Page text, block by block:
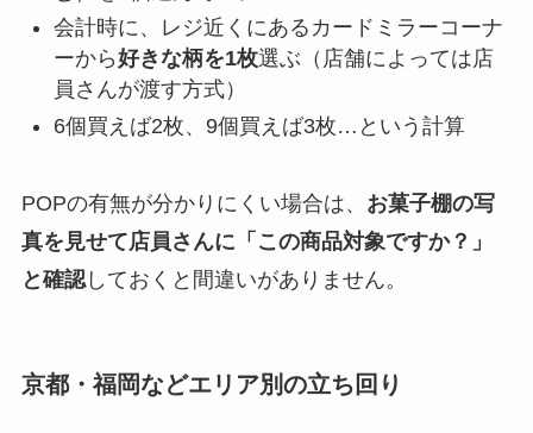
会計時に、レジ近くにあるカードミラーコーナ
ーから好きな柄を1枚選ぶ（店舗によっては店
員さんが渡す方式）
6個買えば2枚、9個買えば3枚…という計算
POPの有無が分かりにくい場合は、 お菓子棚の写
真を見せて店員さんに「この商品対象ですか？」
と確認しておくと間違いがありません。
京都・福岡などエリア別の立ち回り